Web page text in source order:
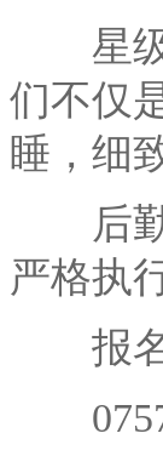
星级
们不仅
睡，细
后勤
严格执
报名